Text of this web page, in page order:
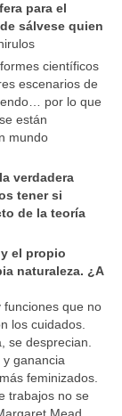
para el
sálvese quien
científicos
escenarios de
por lo que
están
mundo
verdadera
tener si
de la teoría
el propio
naturaleza. ¿A
funciones que no
los cuidados.
se desprecian.
y ganancia
feminizados.
trabajos no se